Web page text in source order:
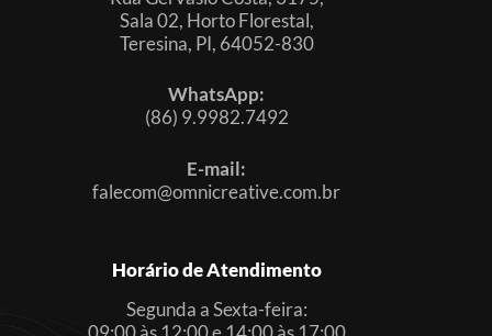
Sala 02, Horto Florestal,
Teresina, PI, 64052-830
WhatsApp:
(86) 9.9982.7492
E-mail:
falecom@omnicreative.com.br
Horário de Atendimento
Segunda a Sexta-feira: